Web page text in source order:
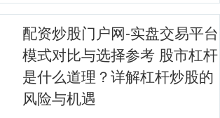
配资炒股门户网-实盘交易平台
模式对比与选择参考 股市杠杆
是什么道理？详解杠杆炒股的
风险与机遇